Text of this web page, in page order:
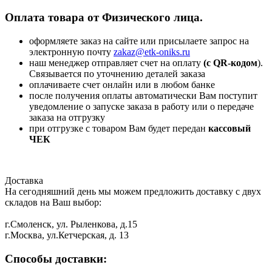
Оплата товара от Физического лица.
оформляете заказ на сайте или присылаете запрос на
электронную почту zakaz@etk-oniks.ru
наш менеджер отправляет счет на оплату (с QR-кодом).
Связывается по уточнению деталей заказа
оплачиваете счет онлайн или в любом банке
после получения оплаты автоматически Вам поступит
уведомление о запуске заказа в работу или о передаче
заказа на отгрузку
при отгрузке с товаром Вам будет передан кассовый
ЧЕК
Доставка
На сегодняшний день мы можем предложить доставку с двух
складов на Ваш выбор:
г.Смоленск, ул. Рыленкова, д.15
г.Москва, ул.Кетчерская, д. 13
Способы доставки: